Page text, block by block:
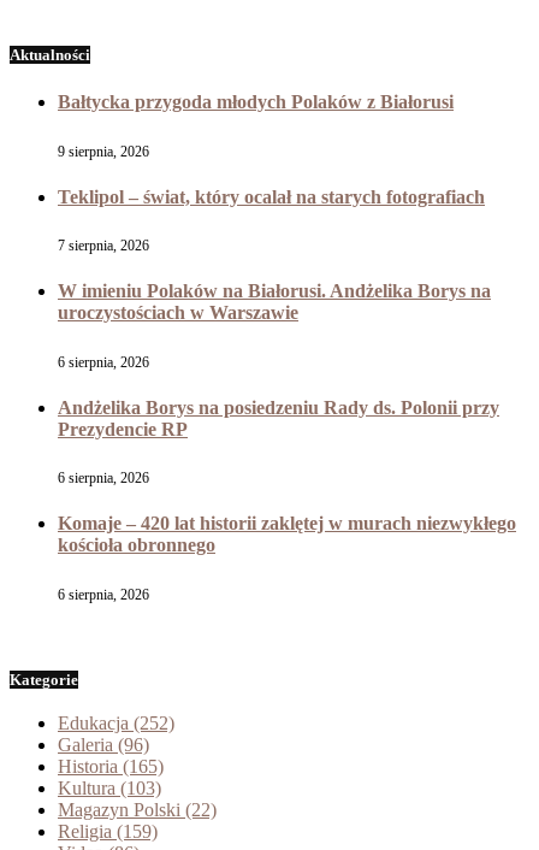
Aktualności
Bałtycka przygoda młodych Polaków z Białorusi
9 sierpnia, 2026
Teklipol – świat, który ocalał na starych fotografiach
7 sierpnia, 2026
W imieniu Polaków na Białorusi. Andżelika Borys na
uroczystościach w Warszawie
6 sierpnia, 2026
Andżelika Borys na posiedzeniu Rady ds. Polonii przy
Prezydencie RP
6 sierpnia, 2026
Komaje – 420 lat historii zaklętej w murach niezwykłego
kościoła obronnego
6 sierpnia, 2026
Kategorie
Edukacja (252)
Galeria (96)
Historia (165)
Kultura (103)
Magazyn Polski (22)
Religia (159)